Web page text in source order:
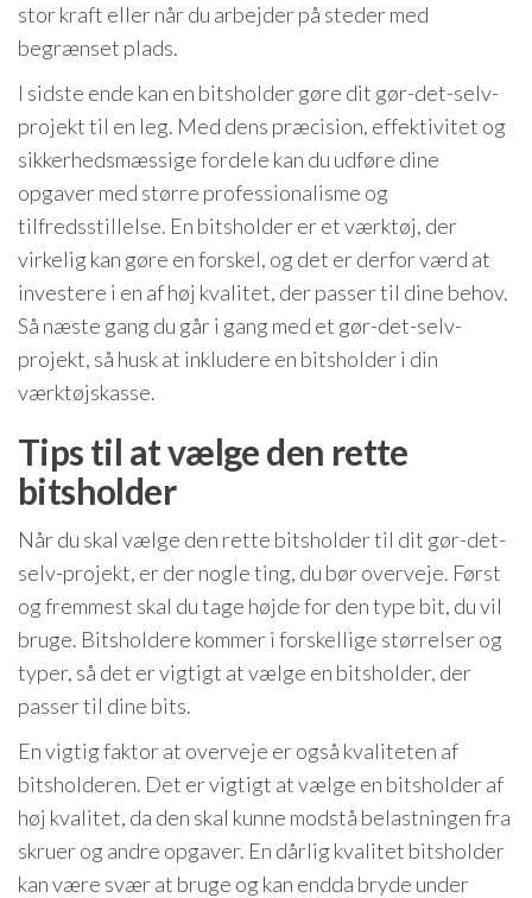
stor kraft eller når du arbejder på steder med
begrænset plads.
I sidste ende kan en bitsholder gøre dit gør-det-selv-
projekt til en leg. Med dens præcision, effektivitet og
sikkerhedsmæssige fordele kan du udføre dine
opgaver med større professionalisme og
tilfredsstillelse. En bitsholder er et værktøj, der
virkelig kan gøre en forskel, og det er derfor værd at
investere i en af høj kvalitet, der passer til dine behov.
Så næste gang du går i gang med et gør-det-selv-
projekt, så husk at inkludere en bitsholder i din
værktøjskasse.
Tips til at vælge den rette
bitsholder
Når du skal vælge den rette bitsholder til dit gør-det-
selv-projekt, er der nogle ting, du bør overveje. Først
og fremmest skal du tage højde for den type bit, du vil
bruge. Bitsholdere kommer i forskellige størrelser og
typer, så det er vigtigt at vælge en bitsholder, der
passer til dine bits.
En vigtig faktor at overveje er også kvaliteten af ​​
bitsholderen. Det er vigtigt at vælge en bitsholder af
høj kvalitet, da den skal kunne modstå belastningen fra
skruer og andre opgaver. En dårlig kvalitet bitsholder
kan være svær at bruge og kan endda bryde under